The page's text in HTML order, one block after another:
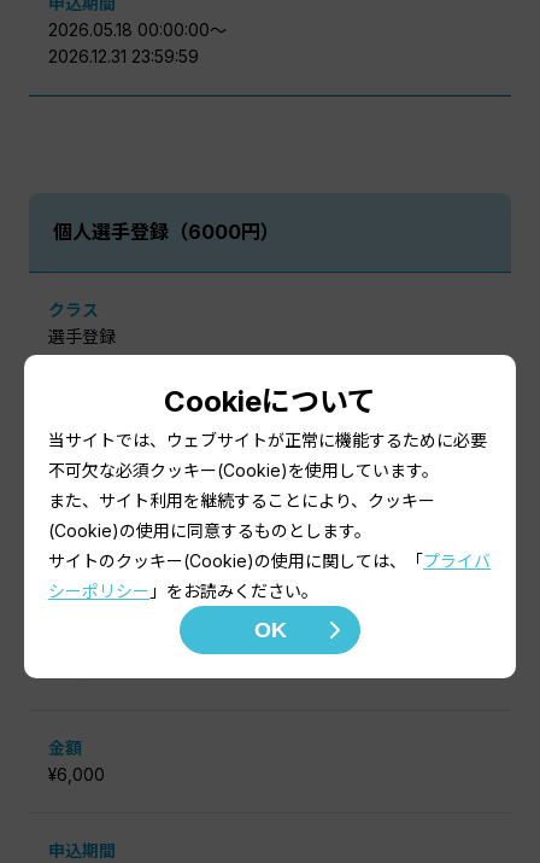
2026.05.18 00:00:00〜
2026.12.31 23:59:59
個人選手登録（6000円）
クラス
選手登録
2027.01.01〜
2027.01.01
条件・内容
日本パラ水泳連盟及び近畿身体障がい者水泳連盟の選手登
録用です。個人登録者は、こちらから入力してください。
金額
¥6,000
申込期間
Cookieについて
当サイトでは、ウェブサイトが正常に機能するために必要
不可欠な必須クッキー(Cookie)を使用しています。
また、サイト利用を継続することにより、クッキー
(Cookie)の使用に同意するものとします。
サイトのクッキー(Cookie)の使用に関しては、「プライバ
シーポリシー 」をお読みください。
OK